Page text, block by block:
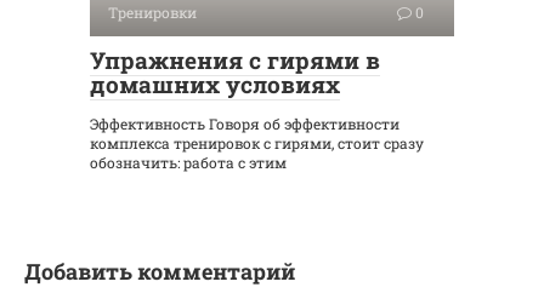
Тренировки 0
Упражнения с гирями в
домашних условиях
Эффективность Говоря об эффективности
комплекса тренировок с гирями, стоит сразу
обозначить: работа с этим
Добавить комментарий